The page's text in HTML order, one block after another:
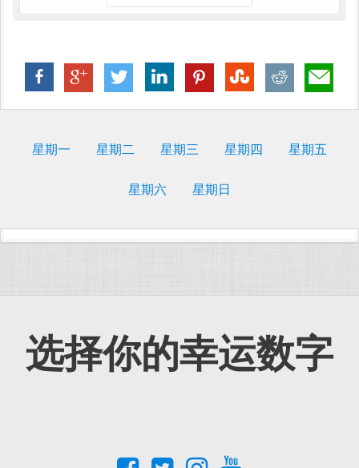
星期一 星期二 星期三 星期四 星期五
星期六 星期日
选择你的幸运数字